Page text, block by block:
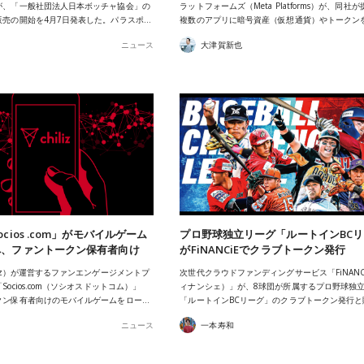
「一般社団法人日本ボッチャ協会」の
売の開始を4月7日発表した。パラスポ…
ニュース
ラットフォームズ（Meta Platforms）が、同社が
複数のアプリに暗号資産（仮想通貨）やトーク
大津賀新也
.com」がモバイルゲーム
ファントークン保有者向け
が運営するファンエンゲージメントプ
（ソシオスドットコム）」
ン保有者向けのモバイルゲームをロー…
ニュース
プロ野球独立リーグ「ルートインBC
がFiNANCiEでクラブトークン発行
次世代クラウドファンディングサービス「
ィナンシェ）」が、8球団が所属するプロ野球独
「ルートインBCリーグ」のクラブトークン発行
一本寿和